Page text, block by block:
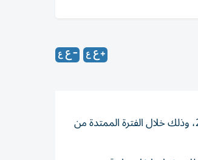
يترقب المستثمرون إعلان 46 شركة مدرجة في أسواق الإمارات نتائجها المالية عن النصف الأول من 2026، وذلك خلال الفترة الممتدة من